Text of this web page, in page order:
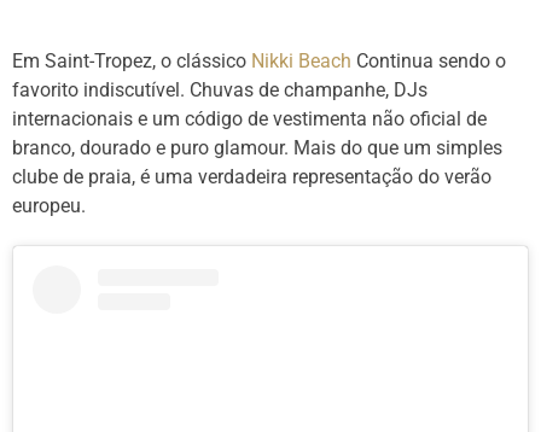
Em Saint-Tropez, o clássico Nikki Beach Continua sendo o
favorito indiscutível. Chuvas de champanhe, DJs
internacionais e um código de vestimenta não oficial de
branco, dourado e puro glamour. Mais do que um simples
clube de praia, é uma verdadeira representação do verão
europeu.